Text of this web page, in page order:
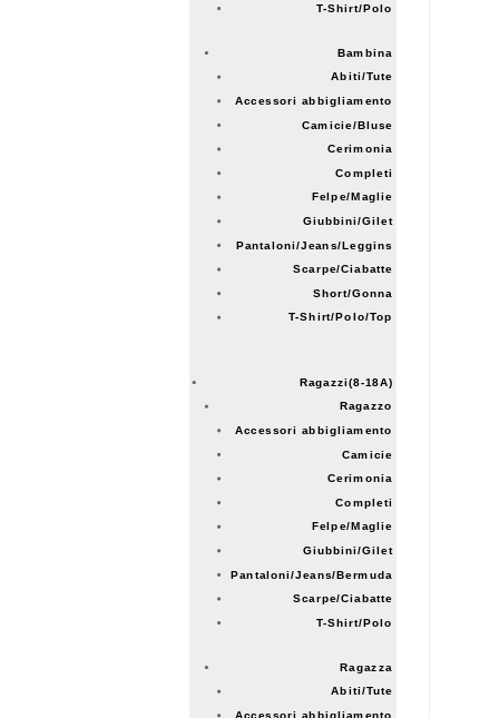
T-Shirt/Polo
Bambina
Abiti/Tute
Accessori abbigliamento
Camicie/Bluse
Cerimonia
Completi
Felpe/Maglie
Giubbini/Gilet
Pantaloni/Jeans/Leggins
Scarpe/Ciabatte
Short/Gonna
T-Shirt/Polo/Top
Ragazzi(8-18A)
Ragazzo
Accessori abbigliamento
Camicie
Cerimonia
Completi
Felpe/Maglie
Giubbini/Gilet
Pantaloni/Jeans/Bermuda
Scarpe/Ciabatte
T-Shirt/Polo
Ragazza
Abiti/Tute
Accessori abbigliamento